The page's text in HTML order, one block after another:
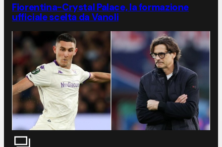
Fiorentina-Crystal Palace, la formazione
ufficiale scelta da Vanoli